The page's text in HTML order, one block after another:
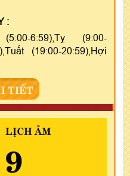
:
6:59),Tỵ (9:00-
(19:00-20:59),Hợi
TIẾT
LỊCH ÂM
9